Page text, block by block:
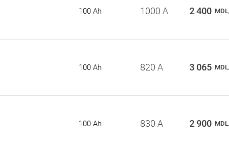
100 Ah 1000 A 2 400
100 Ah 820 A 3 065
100 Ah 830 A 2 900